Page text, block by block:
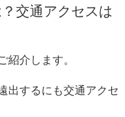
交通アクセスは
紹介します。
出するにも交通アクセ